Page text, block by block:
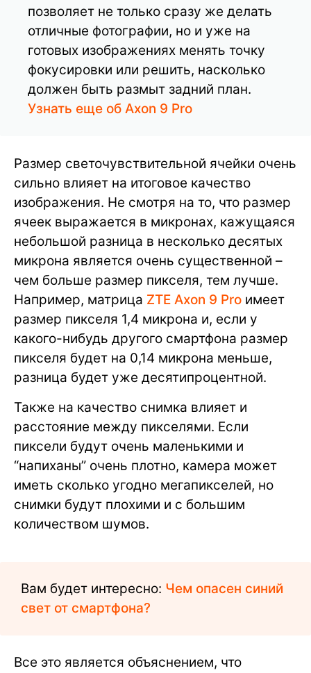
позволяет не только сразу же делать
отличные фотографии, но и уже на
готовых изображениях менять точку
фокусировки или решить, насколько
должен быть размыт задний план.
Узнать еще об Axon 9 Pro
Размер светочувствительной ячейки очень
сильно влияет на итоговое качество
изображения. Не смотря на то, что размер
ячеек выражается в микронах, кажущаяся
небольшой разница в несколько десятых
микрона является очень существенной –
чем больше размер пикселя, тем лучше.
Например, матрица ZTE Axon 9 Pro имеет
размер пикселя 1,4 микрона и, если у
какого-нибудь другого смартфона размер
пикселя будет на 0,14 микрона меньше,
разница будет уже десятипроцентной.
Также на качество снимка влияет и
расстояние между пикселями. Если
пиксели будут очень маленькими и
“напиханы” очень плотно, камера может
иметь сколько угодно мегапикселей, но
снимки будут плохими и с большим
количеством шумов.
Вам будет интересно: Чем опасен синий
свет от смартфона?
Все это является объяснением, что